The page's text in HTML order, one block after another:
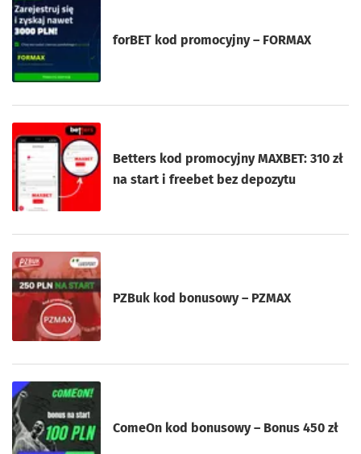
forBET kod promocyjny – FORMAX
Betters kod promocyjny MAXBET: 310 zł
na start i freebet bez depozytu
PZBuk kod bonusowy – PZMAX
ComeOn kod bonusowy – Bonus 450 zł